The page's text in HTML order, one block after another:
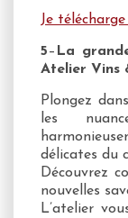
Je
5– La
Atelier Vins
Plongez
les
délicates du
Découvrez
nouvelles
L’atelier